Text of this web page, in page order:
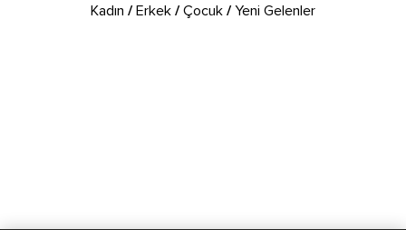
Kadın /Erkek /Çocuk /Yeni Gelenler